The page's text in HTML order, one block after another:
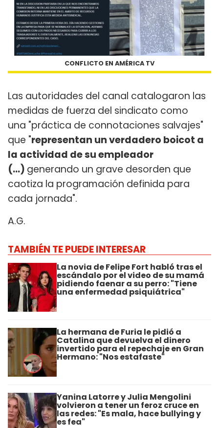
CONFLICTO EN AMÉRICA TV
Las autoridades del canal catalogaron las
medidas de fuerza del sindicato como
una "práctica de connotaciones salvajes"
que "representan un verdadero boicot a
la actividad de su empleador
(...) generando un grave desorden que
caotiza la programación definida para
cada jornada".
A.G.
TAMBIÉN TE PUEDE INTERESAR
La novia de Felipe Fort habló tras el
escándalo por el video de su mamá
pidiendo faenar a su perro: "Tiene
una enfermedad psiquiátrica"
La hermana de Furia le pidió a
Catalina que devuelva el dinero
invertido para el repechaje en Gran
Hermano: "Nos estafaste"
Yanina Latorre y Julia Mengolini
volvieron a tener un feroz cruce en
las redes: "Es mala, hace bullying y
es fea"